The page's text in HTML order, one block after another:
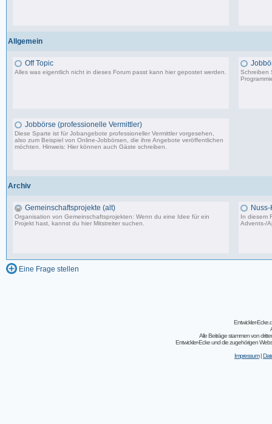
Allgemein
Off Topic
Alles was eigentlich nicht in dieses Forum passt kann hier gepostet werden.
Schreiben
Jobbörse (professionelle Vermittler)
Diese Sparte ist für Jobangebote professioneller Vermittler vorgesehen,
also zum Beispiel von Online-Jobbörsen, die ihre Angebote veröffentlichen
möchten. Hinweis: Hier können auch Gäste schreiben.
Archiv
Gemeinschaftsprojekte (alt)
Organisation von Gemeinschaftsprojekten: Wenn du eine Idee für ein
Projekt hast, kannst du hier Mitstreiter suchen.
Nuss-
In diesem
Advents-/
Eine Frage stellen
Entwickler-
Alle Beiträge stammen von
Entwickler-Ecke und die zugehörigen
Impressum|